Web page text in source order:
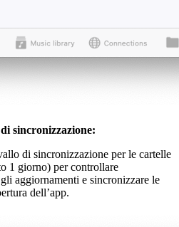
sincronizzazione:
di sincronizzazione per le cartelle
1 giorno) per controllare
aggiornamenti e sincronizzare le
dell’app.